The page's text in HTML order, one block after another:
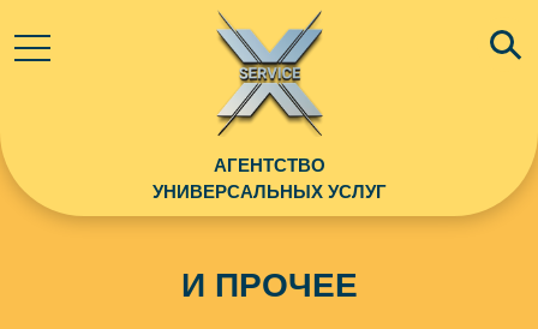
АГЕНТСТВО
УНИВЕРСАЛЬНЫХ УСЛУГ
И ПРОЧЕЕ